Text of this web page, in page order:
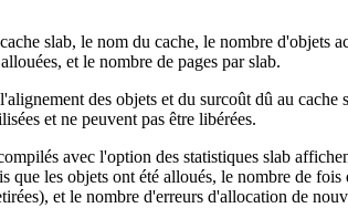
slab, le nom du cache, le nombre d'objets
et le nombre de pages par slab.
des objets et du surcoût dû au
et ne peuvent pas être libérées.
avec l'option des statistiques slab
que les objets ont été alloués, le nombre de
et le nombre d'erreurs d'allocation de